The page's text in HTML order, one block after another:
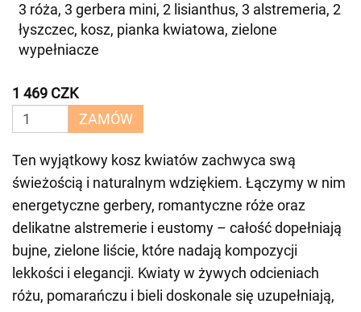
3 róża, 3 gerbera mini, 2 lisianthus, 3 alstremeria, 2
łyszczec, kosz, pianka kwiatowa, zielone
wypełniacze
1 469 CZK
ZAMÓW
Ten wyjątkowy kosz kwiatów zachwyca swą
świeżością i naturalnym wdziękiem. Łączymy w nim
energetyczne gerbery, romantyczne róże oraz
delikatne alstremerie i eustomy – całość dopełniają
bujne, zielone liście, które nadają kompozycji
lekkości i elegancji. Kwiaty w żywych odcieniach
różu, pomarańczu i bieli doskonale się uzupełniają,